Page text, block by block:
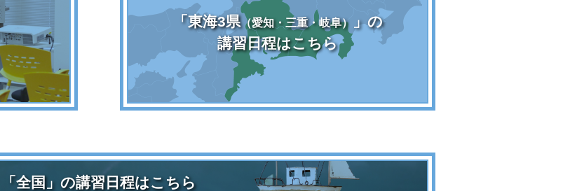
「東海3県（愛知・三重・岐阜）
」の
講習日程はこちら
「全国」の講習日程はこちら